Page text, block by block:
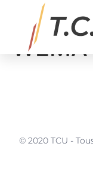
© 2020 TCU -